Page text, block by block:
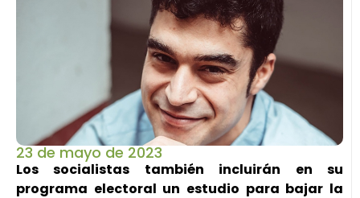
23 de mayo de 2023
Los socialistas también incluirán en su
programa electoral un estudio para bajar la